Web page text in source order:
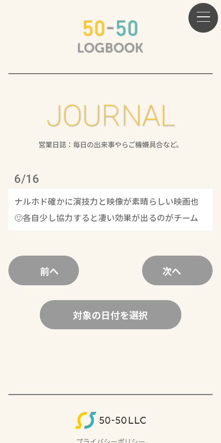
JOURNAL
営業日誌：毎日の出来事やらご機嫌具合など。
6/16
ナルホド確かに演技力と映像が素晴らしい映画也
🙂各自少し協力すると凄い効果が出るのがチーム
前へ 次へ
対象の日付を選択